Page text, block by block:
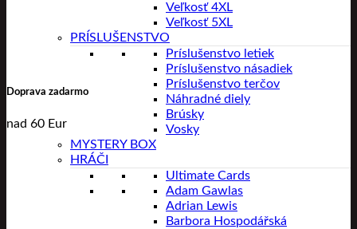
Veľkosť 4XL
Veľkosť 5XL
PRÍSLUŠENSTVO
Príslušenstvo letiek
Príslušenstvo násadiek
Príslušenstvo terčov
Náhradné diely
Brúsky
Vosky
MYSTERY BOX
HRÁČI
Ultimate Cards
Adam Gawlas
Adrian Lewis
Barbora Hospodářská
Doprava zadarmo
nad 60 Eur